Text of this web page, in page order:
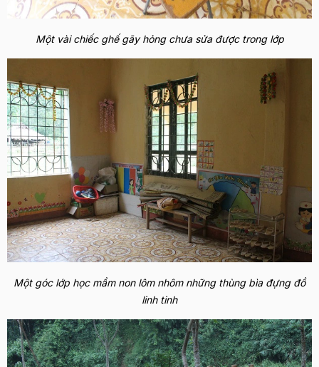
Một vài chiếc ghế gãy hỏng chưa sửa được trong lớp
Một góc lớp học mầm non lôm nhôm những thùng bìa đựng đồ
linh tinh